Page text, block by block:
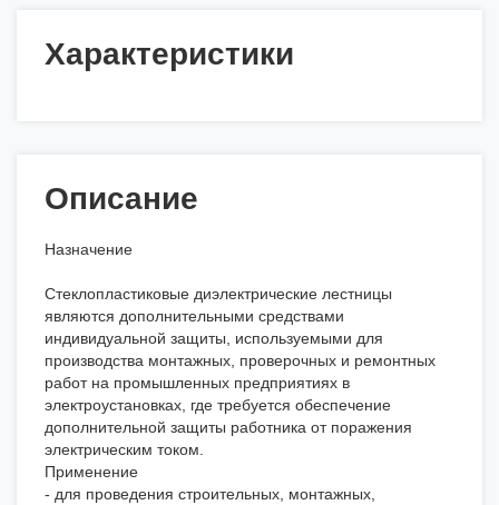
Характеристики
Описание
Назначение
Стеклопластиковые диэлектрические лестницы
являются дополнительными средствами
индивидуальной защиты, используемыми для
производства монтажных, проверочных и ремонтных
работ на промышленных предприятиях в
электроустановках, где требуется обеспечение
дополнительной защиты работника от поражения
электрическим током.
Применение
- для проведения строительных, монтажных,